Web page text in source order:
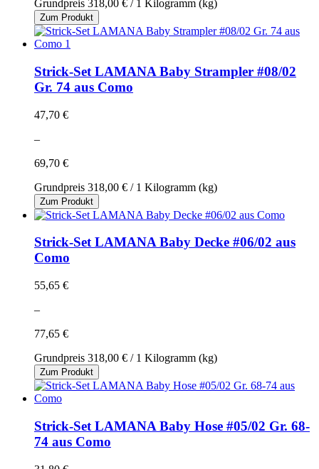
Grundpreis 318,00 € / 1 Kilogramm (kg)
Zum Produkt
Strick-Set LAMANA Baby Strampler #08/02
Gr. 74 aus Como
47,70 €
–
69,70 €
Grundpreis 318,00 € / 1 Kilogramm (kg)
Zum Produkt
Strick-Set LAMANA Baby Decke #06/02 aus
Como
55,65 €
–
77,65 €
Grundpreis 318,00 € / 1 Kilogramm (kg)
Zum Produkt
Strick-Set LAMANA Baby Hose #05/02 Gr. 68-
74 aus Como